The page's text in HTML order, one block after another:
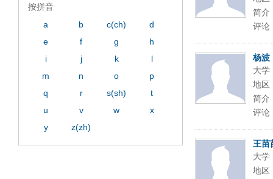
简介
评论
杨波
大学
地区
简介
评论
王苗
大学
地区
按拼音
a
b c(ch)
d
e
f g
h
i
j k
l
m
n o
p
q
r s(sh)
t
u
v w
x
y
z(zh)